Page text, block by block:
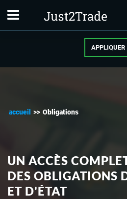
APPLIQUER
accueil >> Obligations
UN ACCÈS
DES OBLIGATIONS
ET D'ÉTAT